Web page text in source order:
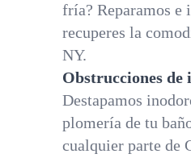
fría? Reparamos e
recuperes la
NY.
Obstrucciones de
Destapamos
plomería de tu
cualquier parte de